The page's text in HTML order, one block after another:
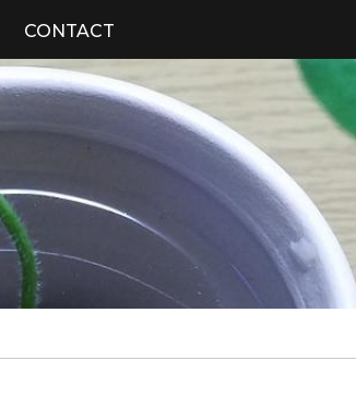
CONTACT